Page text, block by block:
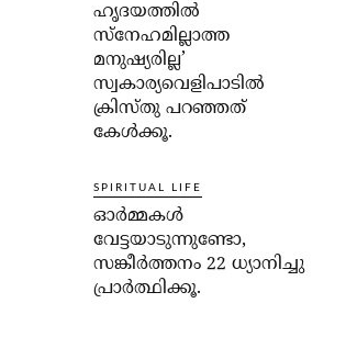
ഹൃദയത്തില്‍
സ്‌നേഹമില്ലാത്ത
മനുഷ്യരില്ല’
സ്വകാര്യവെളിപാടില്‍
ക്രിസ്തു പറഞ്ഞത്
കേള്‍ക്കൂ.
SPIRITUAL LIFE
ഓര്‍മ്മകള്‍
വേട്ടയാടുന്നുണ്ടോ,
സങ്കീര്‍ത്തനം 22 ധ്യാനിച്ചു
പ്രാര്‍ത്ഥിക്കൂ.